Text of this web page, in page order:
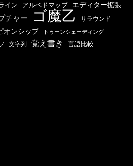
イン アルベドマップ エディター拡張
チャー ゴ魔乙 サラウンド
オンシップ トゥーンシェーディング
文字列 覚え書き 言語比較